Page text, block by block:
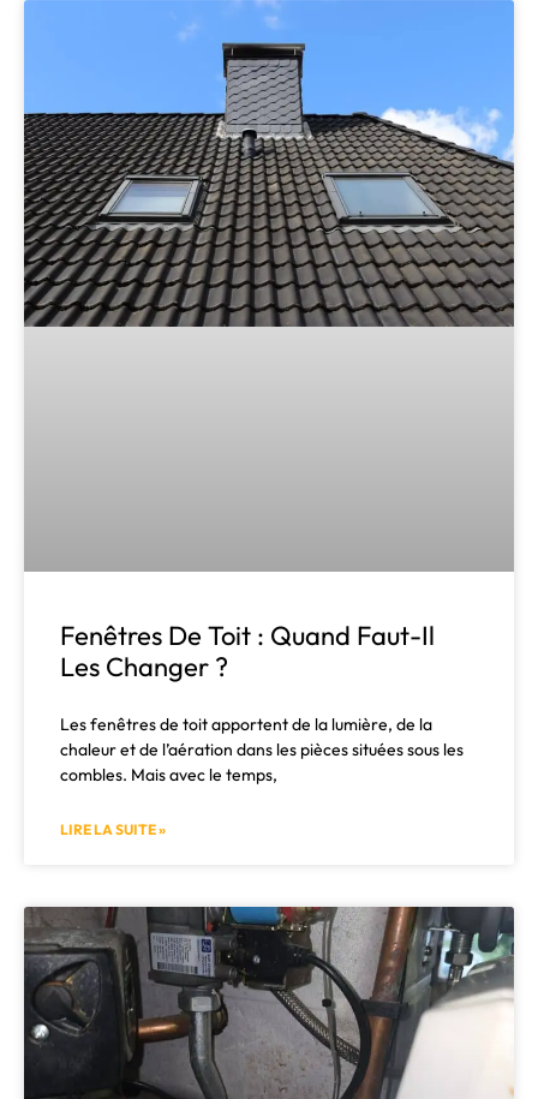
Fenêtres De Toit : Quand Faut-Il
Les Changer ?
Les fenêtres de toit apportent de la lumière, de la
chaleur et de l’aération dans les pièces situées sous les
combles. Mais avec le temps,
LIRE LA SUITE »